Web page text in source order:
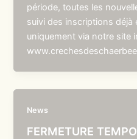
période, toutes les
suivi des inscriptions
uniquement via notre site
News
FERMETURE